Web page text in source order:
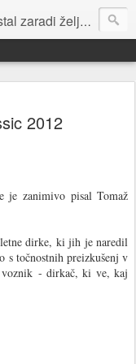
prostem času." Baron Anton Codelli
2012
je zanimivo pisal Tomaž
dirke, ki jih je naredil
s točnostnih preizkušenj v
- dirkač, ki ve, kaj